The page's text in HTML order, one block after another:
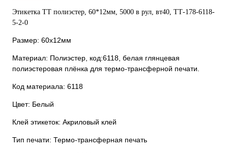
Этикетка ТТ полиэстер, 60*12мм, 5000 в рул, вт40, ТТ-178-6118-
5-2-0
Размер: 60х12мм
Материал: Полиэстер, код:6118, белая глянцевая
полиэстеровая плёнка для термо-трансферной печати.
Код материала: 6118
Цвет: Белый
Клей этикеток: Акриловый клей
Тип печати: Термо-трансферная печать